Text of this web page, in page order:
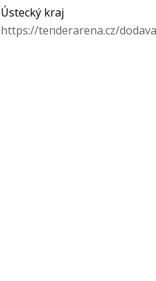
Ústecký kraj
https://tenderarena.cz/